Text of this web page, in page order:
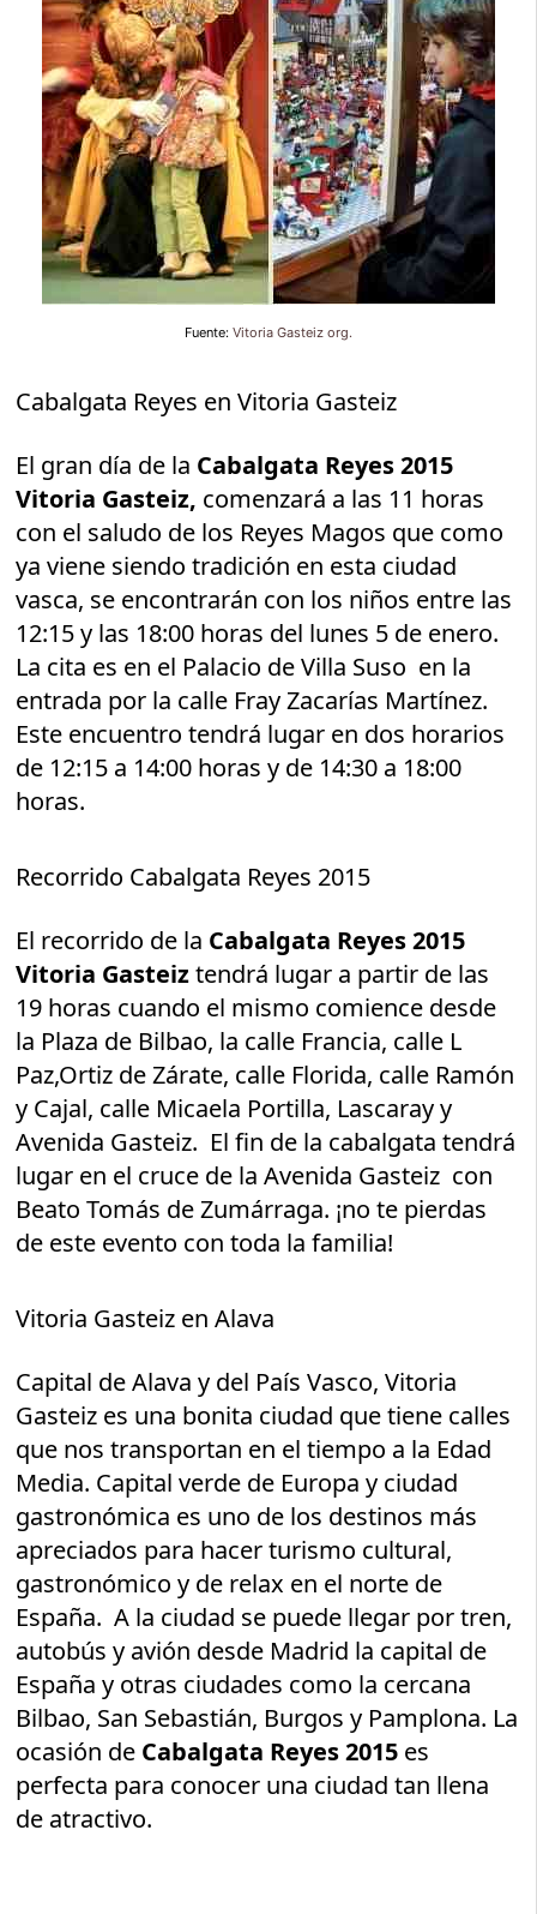
Fuente: Vitoria Gasteiz org.
Cabalgata Reyes en Vitoria Gasteiz
El gran día de la Cabalgata Reyes 2015
Vitoria Gasteiz, comenzará a las 11 horas
con el saludo de los Reyes Magos que como
ya viene siendo tradición en esta ciudad
vasca, se encontrarán con los niños entre las
12:15 y las 18:00 horas del lunes 5 de enero.
La cita es en el Palacio de Villa Suso en la
entrada por la calle Fray Zacarías Martínez.
Este encuentro tendrá lugar en dos horarios
de 12:15 a 14:00 horas y de 14:30 a 18:00
horas.
Recorrido Cabalgata Reyes 2015
El recorrido de la Cabalgata Reyes 2015
Vitoria Gasteiztendrá lugar a partir de las
19 horas cuando el mismo comience desde
la Plaza de Bilbao, la calle Francia, calle L
Paz,Ortiz de Zárate, calle Florida, calle Ramón
y Cajal, calle Micaela Portilla, Lascaray y
Avenida Gasteiz. El fin de la cabalgata tendrá
lugar en el cruce de la Avenida Gasteiz con
Beato Tomás de Zumárraga. ¡no te pierdas
de este evento con toda la familia!
Vitoria Gasteiz en Alava
Capital de Alava y del País Vasco, Vitoria
Gasteiz es una bonita ciudad que tiene calles
que nos transportan en el tiempo a la Edad
Media. Capital verde de Europa y ciudad
gastronómica es uno de los destinos más
apreciados para hacer turismo cultural,
gastronómico y de relax en el norte de
España. A la ciudad se puede llegar por tren,
autobús y avión desde Madrid la capital de
España y otras ciudades como la cercana
Bilbao, San Sebastián, Burgos y Pamplona. La
ocasión de Cabalgata Reyes 2015 es
perfecta para conocer una ciudad tan llena
de atractivo.